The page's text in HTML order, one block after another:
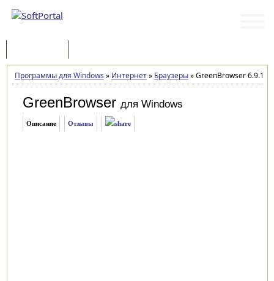
Программы для Windows » Интернет» Браузеры»GreenBrowser
GreenBrowser для Windows
Описание Отзывы